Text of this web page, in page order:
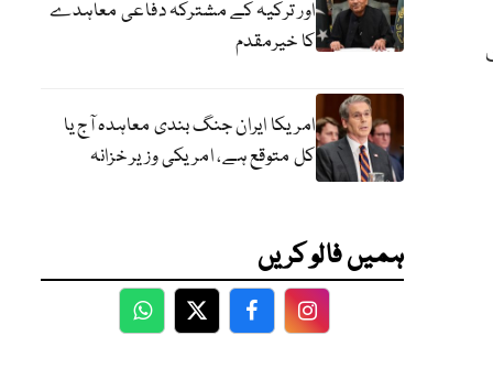
اور ترکیہ کے مشترکہ دفاعی معاہدے
کا خیرمقدم
امریکا ایران جنگ بندی معاہدہ آج یا
کل متوقع ہے، امریکی وزیر خزانہ
ہمیں فالو کریں
WhatsApp
TwitterFacebookFacebook